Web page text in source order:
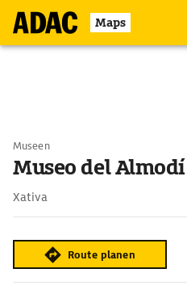
Maps
Museen
Museo del Almodí
Xativa
Route planen